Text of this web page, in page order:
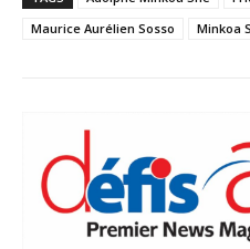
Maurice Aurélien Sosso
Minkoa